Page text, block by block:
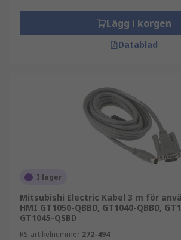
Lägg i korgen
Datablad
I lager
Mitsubishi Electric Kabel 3 m för
HMI GT1050-QBBD, GT1040-QBBD,
GT1045-QSBD
RS-artikelnummer 272-494